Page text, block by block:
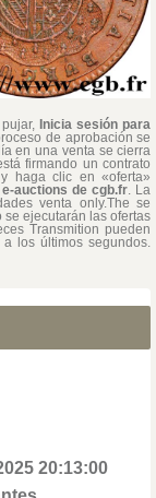
Inicia sesión para
de aprobación se
en una venta se cierra
firmando un contrato
haga clic en «oferta»
auctions de cgb.fr . La
venta only.The se
ejecutarán las ofertas
Transmition pueden
los últimos segundos.
20:13:00